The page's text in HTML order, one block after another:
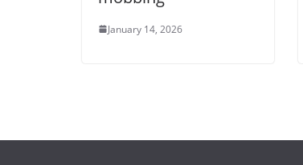
January 14, 2026